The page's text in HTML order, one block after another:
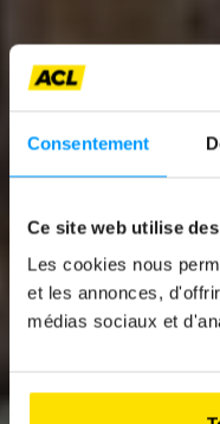
Consentement
Ce site web utilise
Les cookies nous
et les annonces,
médias sociaux et
A